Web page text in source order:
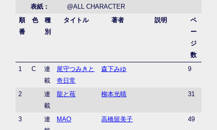
表紙：
@ALL CHARACTER
順
番
色
種
別
タイトル 著者 説明
ペ
ー
ジ
数
1
C
連
載
尾守つみきと
奇日常
森下みゆ 9
2
連
載
龍と苺 柳本光晴 31
3
連
MAO 高橋留美子 49